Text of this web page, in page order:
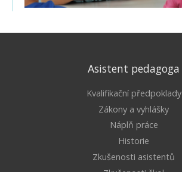
Asistent pedagoga
Kvalifikační předpoklady
Zákony a vyhlášky
Náplň práce
Historie
Zkušenosti asistentů